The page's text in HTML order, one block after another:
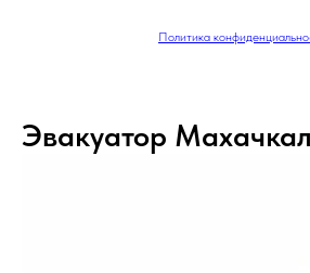
Политика
Эвакуатор